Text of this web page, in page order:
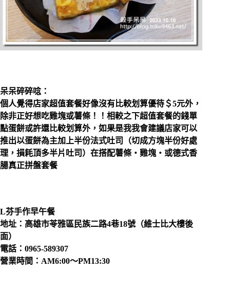
呆呆碎碎唸：
個人覺得店家超值套餐好像沒有比較划算優待＄5元外，
除非正好想吃雞塊或薯條！！相較之下超值套餐的錢單
點蛋餅或許還比較划算外，如果是我我會建議店家可以
推出以蛋餅為主加上半份法式吐司（切成方塊半份好處
理，損耗頂多半片吐司）在搭配薯條‧雞塊‧或德式香
腸真正拼盤套餐
L芬手作早午餐
地址：高雄市苓雅區民族二路4巷18號（維士比大樓後
面）
電話：0965-589307
營業時間：AM6:00～PM13:30